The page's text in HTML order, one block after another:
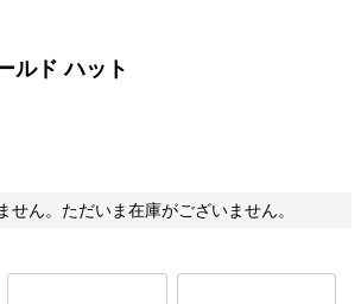
ルド ハット
せん。ただいま在庫がございません。